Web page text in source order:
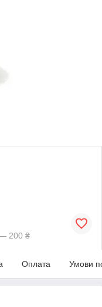
— 200 ₴
Оплата Умови